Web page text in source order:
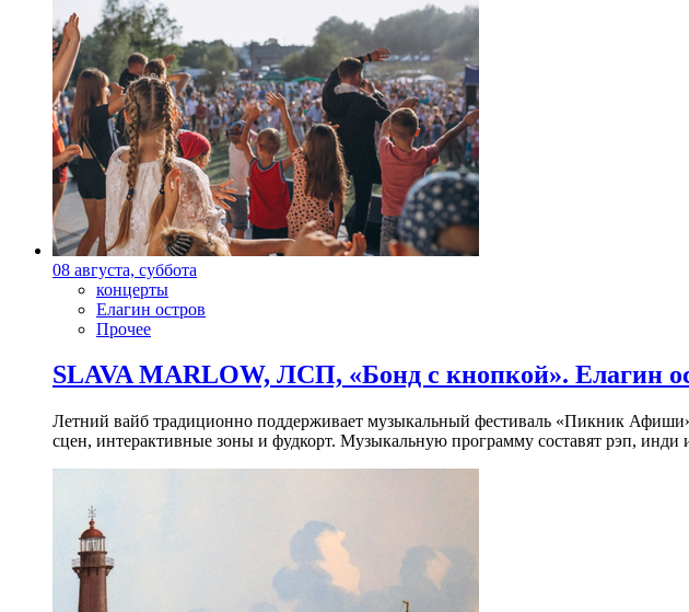
08 августа, суббота
концерты
Елагин остров
Прочее
SLAVA MARLOW, ЛСП, «Бонд с кнопкой». Елагин
Летний вайб традиционно поддерживает музыкальный фестиваль «Пикник
сцен, интерактивные зоны и фудкорт. Музыкальную программу составят рэп, инди